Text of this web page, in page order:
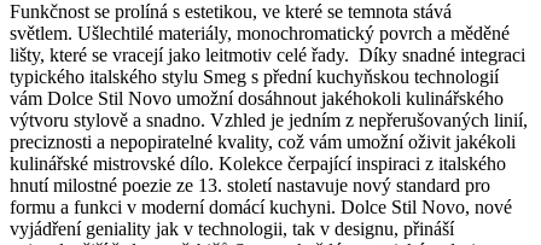
Funkčnost se prolíná s estetikou, ve které se temnota stává
světlem. Ušlechtilé materiály, monochromatický povrch a měděné
lišty, které se vracejí jako leitmotiv celé řady. Díky snadné integraci
typického italského stylu Smeg s přední kuchyňskou technologií
vám Dolce Stil Novo umožní dosáhnout jakéhokoli kulinářského
výtvoru stylově a snadno. Vzhled je jedním z nepřerušovaných linií,
preciznosti a nepopiratelné kvality, což vám umožní oživit jakékoli
kulinářské mistrovské dílo. Kolekce čerpající inspiraci z italského
hnutí milostné poezie ze 13. století nastavuje nový standard pro
formu a funkci v moderní domácí kuchyni. Dolce Stil Novo, nové
vyjádření geniality jak v technologii, tak v designu, přináší